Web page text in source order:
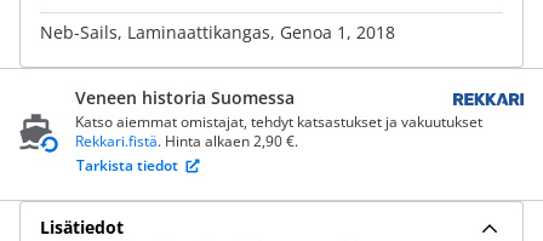
Neb-Sails, Laminaattikangas, Genoa 1, 2018
Veneen historia Suomessa
Katso aiemmat omistajat, tehdyt katsastukset ja vakuutukset
Rekkari.fistä. Hinta alkaen 2,90 €.
Tarkista tiedot
Lisätiedot